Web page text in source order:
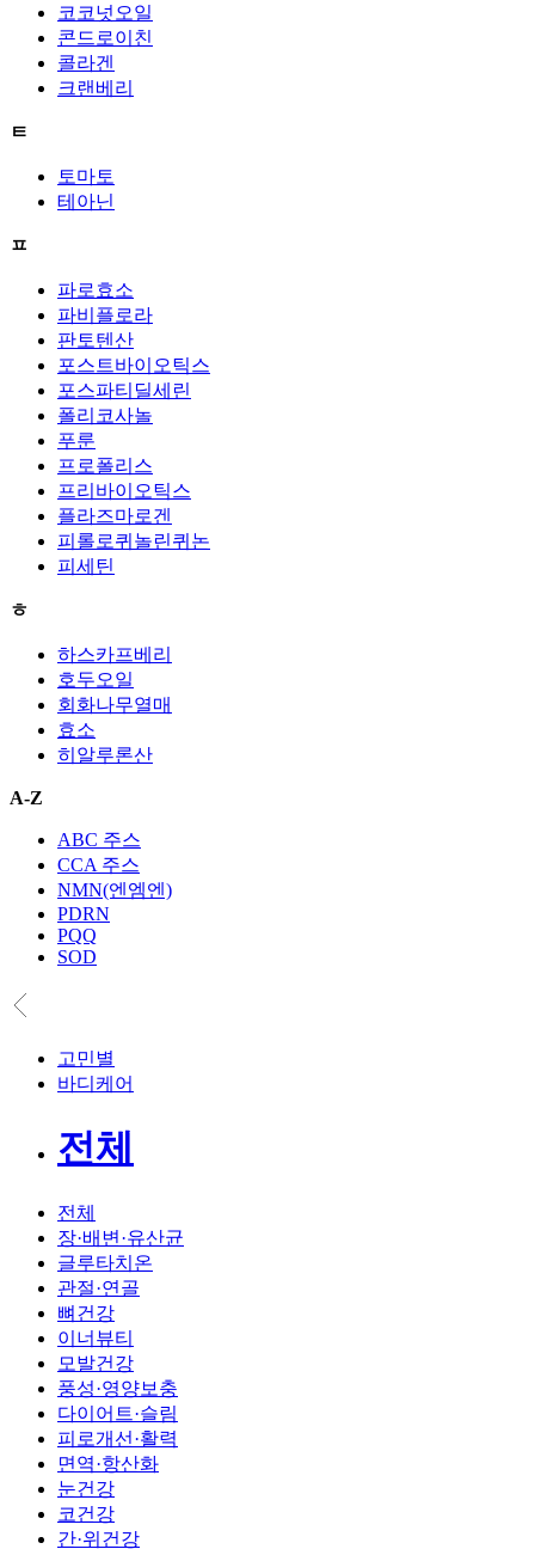
코코넛오일
콘드로이친
콜라겐
크랜베리
ㅌ
토마토
테아닌
ㅍ
파로효소
파비플로라
판토텐산
포스트바이오틱스
포스파티딜세린
폴리코사놀
푸룬
프로폴리스
프리바이오틱스
플라즈마로겐
피롤로퀴놀린퀴논
피세틴
ㅎ
하스카프베리
호두오일
회화나무열매
효소
히알루론산
A-Z
ABC 주스
CCA 주스
NMN(엔엠엔)
PDRN
PQQ
SOD
고민별
바디케어
전체
전체
장·배변·유산균
글루타치온
관절·연골
뼈건강
이너뷰티
모발건강
풍성·영양보충
다이어트·슬림
피로개선·활력
면역·항산화
눈건강
코건강
간·위건강